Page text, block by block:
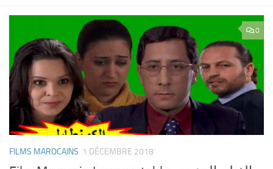
0
FILMS MAROCAINS 1 DÉCEMBRE 2018